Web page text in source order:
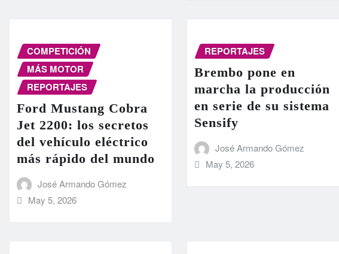
COMPETICIÓN
MÁS MOTOR
REPORTAJES
Ford Mustang Cobra
Jet 2200: los secretos
del vehículo eléctrico
más rápido del mundo
José Armando Gómez
May 5, 2026
REPORTAJES
Brembo pone en
marcha la producción
en serie de su sistema
Sensify
José Armando Gómez
May 5, 2026